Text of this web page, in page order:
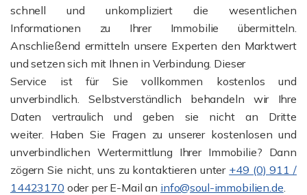
schnell und unkompliziert die wesentlichen
Informationen zu Ihrer Immobilie übermitteln.
Anschließend ermitteln unsere Experten den Marktwert
und setzen sich mit Ihnen in Verbindung. Dieser
Service ist für Sie vollkommen kostenlos und
unverbindlich. Selbstverständlich behandeln wir Ihre
Daten vertraulich und geben sie nicht an Dritte
weiter. Haben Sie Fragen zu unserer kostenlosen und
unverbindlichen Wertermittlung Ihrer Immobilie? Dann
zögern Sie nicht, uns zu kontaktieren unter +49 (0) 911 /
14423170 oder per E-Mail an info@soul-immobilien.de